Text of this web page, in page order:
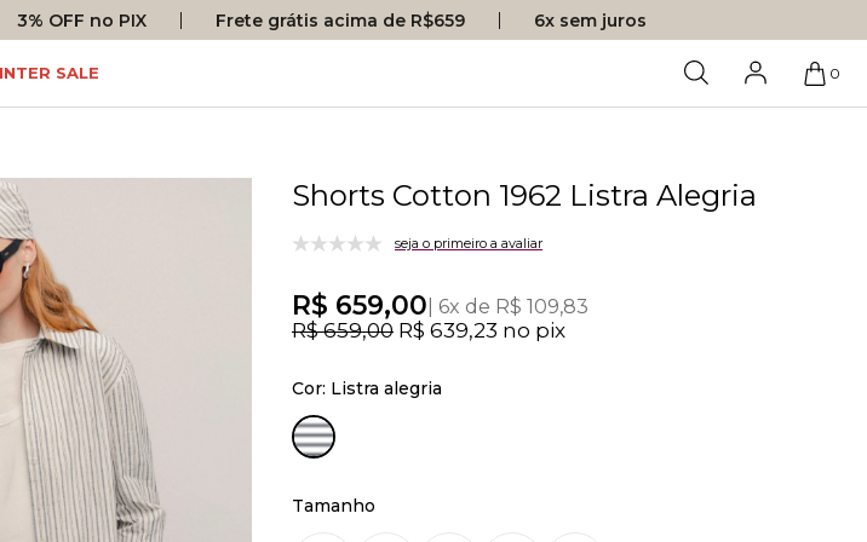
3% OFF no PIX Frete grátis acima de R$659 6x sem juros
SALE 0
Shorts Cotton 1962 Listra Alegria
seja o primeiro a avaliar
R$ 659,00 6x de R$ 109,83
R$ 659,00 R$ 639,23 no pix
Cor: Listra alegria
Tamanho